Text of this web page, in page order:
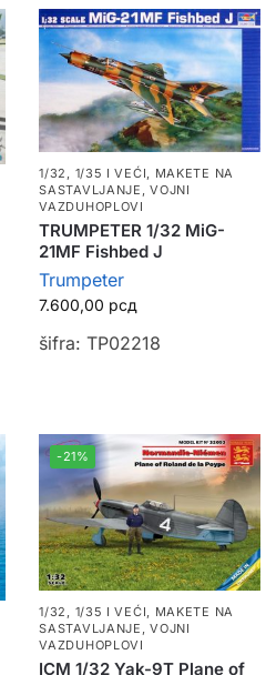
1/32, 1/35 I VEĆI, MAKETE NA
SASTAVLJANJE ,VOJNI
VAZDUHOPLOVI
TRUMPETER 1/32 MiG-
21MF Fishbed J
Trumpeter
7.600,00 рсд
šifra: TP02218
-21%
1/32, 1/35 I VEĆI
MAKETE NA
SASTAVLJANJE
,VOJNI
VAZDUHOPLOVI
ICM 1/32 Yak-9T Plane of